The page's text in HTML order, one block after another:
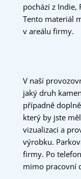
pochází z Indie,
Tento materiál
v areálu firmy.
V naší
jaký druh
případně
který by jste
vizualizaci a
výrobku.
firmy. Po
mimo pracovní